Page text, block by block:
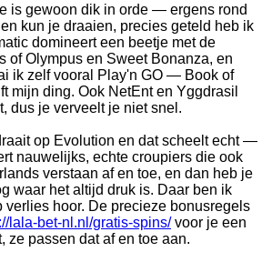
is gewoon dik in orde — ergens rond
kun je draaien, precies geteld heb ik
domineert een beetje met de
of Olympus en Sweet Bonanza, en
ik zelf vooral Play'n GO — Book of
mijn ding. Ook NetEnt en Yggdrasil
dus je verveelt je niet snel.
op Evolution en dat scheelt echt —
nauwelijks, echte croupiers die ook
verstaan af en toe, en dan heb je
waar het altijd druk is. Daar ben ik
verlies hoor. De precieze bonusregels
lala-bet-nl.nl/gratis-spins/voor je een
ze passen dat af en toe aan.